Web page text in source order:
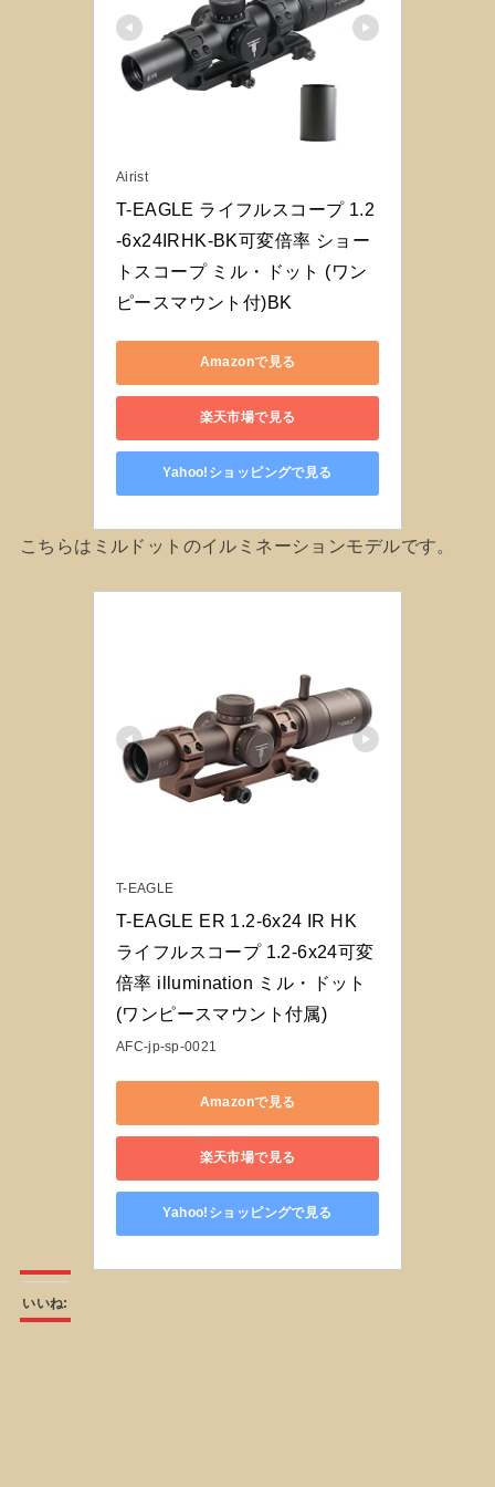
Airist
T-EAGLE ライフルスコープ 1.2
-6x24IRHK-BK可変倍率 ショー
トスコープ ミル・ドット (ワン
ピースマウント付)BK
Amazonで見る
楽天市場で見る
Yahoo!ショッピングで見る
こちらはミルドットのイルミネーションモデルです。
T-EAGLE
T-EAGLE ER 1.2-6x24 IR HK
ライフルスコープ 1.2-6x24可変
倍率 illumination ミル・ドット
(ワンピースマウント付属)
AFC-jp-sp-0021
Amazonで見る
楽天市場で見る
Yahoo!ショッピングで見る
いいね: